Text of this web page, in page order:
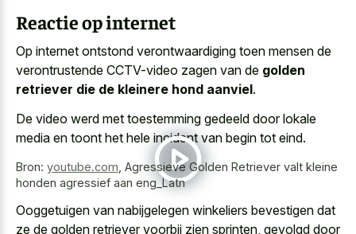
Reactie op internet
Op internet ontstond verontwaardiging toen mensen de
verontrustende CCTV-video zagen van de golden
retriever die de kleinere hond aanviel.
De video werd met toestemming gedeeld door lokale
media en toont het hele incident van begin tot eind.
Bron: youtube.com Agressieve Golden Retriever valt kleine
honden agressief aan eng_Latn️
Ooggetuigen van nabijgelegen winkeliers bevestigen dat
ze de golden retriever voorbij zien sprinten, gevolgd door